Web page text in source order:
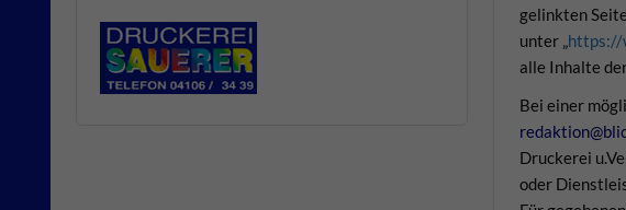
gelinkten
unter „ https://
alle Inhalte
Bei einer
Druckerei
oder